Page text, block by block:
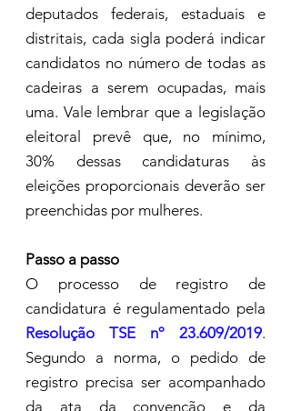
deputados federais, estaduais e
distritais, cada sigla poderá indicar
candidatos no número de todas as
cadeiras a serem ocupadas, mais
uma. Vale lembrar que a legislação
eleitoral prevê que, no mínimo,
30% dessas candidaturas às
eleições proporcionais deverão ser
preenchidas por mulheres.
Passo a passo
O processo de registro de
Resolução TSE nº 23.609/2019.
Segundo a norma, o pedido de
registro precisa ser acompanhado
da ata da convenção e da